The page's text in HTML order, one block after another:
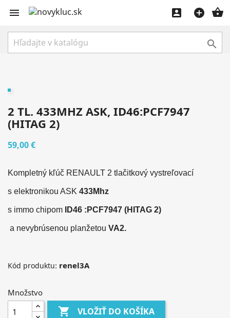
 
 

2 TL. 433MHZ ASK, ID46:PCF7947
(HITAG 2)
59,00 €
Kompletný kľúč RENAULT 2 tlačitkový vystreľovací
s elektronikou ASK 433Mhz
s immo chipom ID46 :PCF7947 (HITAG 2)
a nevybrúsenou planžetou VA2.
Kód produktu: renel3A
Množstvo
 VLOŽIŤ DO KOŠÍKA